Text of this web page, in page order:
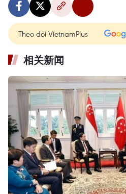
Theo dõi VietnamPlus
相关新闻